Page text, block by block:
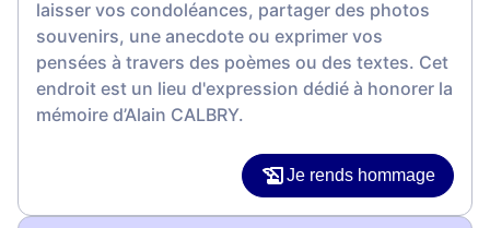
laisser vos condoléances, partager des photos
souvenirs, une anecdote ou exprimer vos
pensées à travers des poèmes ou des textes. Cet
endroit est un lieu d'expression dédié à honorer la
mémoire d’Alain CALBRY.
Je rends hommage